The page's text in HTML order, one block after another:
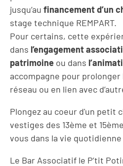
jusqu’au financement d’un
stage technique REMPART.
Pour certains, cette
dans l’engagement
patrimoine ou dans
accompagne pour
réseau ou en lien avec
Plongez au coeur d'un petit
vestiges des 13ème et
vous dans la vie
Le Bar Associatif le P’tit